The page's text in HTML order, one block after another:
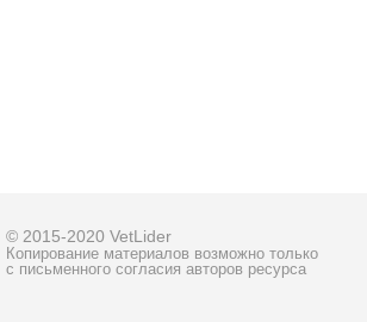
© 2015-2020 VetLider
Копирование материалов возможно только
с письменного согласия авторов ресурса